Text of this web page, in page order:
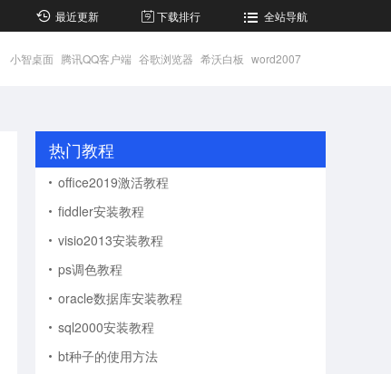
最近更新 下载排行 全站导航
小智桌面 腾讯QQ客户端 谷歌浏览器 希沃白板 word2007
热门教程
office2019激活教程
fiddler安装教程
visio2013安装教程
ps调色教程
oracle数据库安装教程
sql2000安装教程
bt种子的使用方法